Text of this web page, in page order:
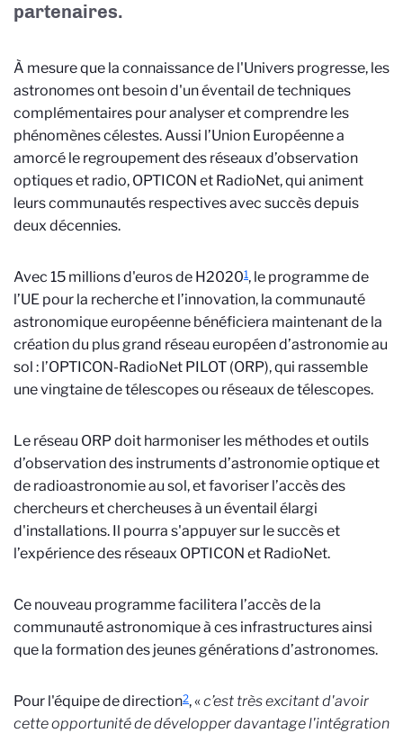
partenaires.
À mesure que la connaissance de l'Univers progresse, les
astronomes ont besoin d'un éventail de techniques
complémentaires pour analyser et comprendre les
phénomènes célestes. Aussi l’Union Européenne a
amorcé le regroupement des réseaux d’observation
optiques et radio, OPTICON et RadioNet, qui animent
leurs communautés respectives avec succès depuis
deux décennies.
Avec 15 millions d'euros de H20201, le programme de
l’UE pour la recherche et l’innovation, la communauté
astronomique européenne bénéficiera maintenant de la
création du plus grand réseau européen d’astronomie au
sol : l’OPTICON-RadioNet PILOT (ORP), qui rassemble
une vingtaine de télescopes ou réseaux de télescopes.
Le réseau ORP doit harmoniser les méthodes et outils
d’observation des instruments d’astronomie optique et
de radioastronomie au sol, et favoriser l’accès des
chercheurs et chercheuses à un éventail élargi
d'installations. Il pourra s'appuyer sur le succès et
l’expérience des réseaux OPTICON et RadioNet.
Ce nouveau programme facilitera l’accès de la
communauté astronomique à ces infrastructures ainsi
que la formation des jeunes générations d’astronomes.
Pour l'équipe de direction2, «c’est très excitant d'avoir
cette opportunité de développer davantage l'intégration